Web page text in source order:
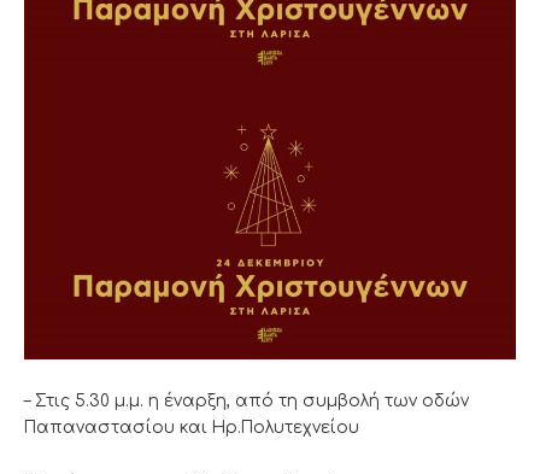
– Στις 5.30 μ.μ. η έναρξη, από τη συμβολή των οδών
Παπαναστασίου και Ηρ.Πολυτεχνείου